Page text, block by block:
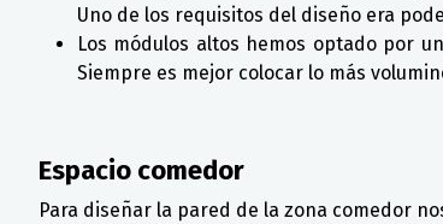
Uno de los requisitos del diseño era
Los módulos altos hemos optado por
Siempre es mejor colocar lo más
Espacio comedor
Para diseñar la pared de la zona comedor